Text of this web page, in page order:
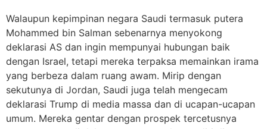
Walaupun kepimpinan negara Saudi termasuk putera
Mohammed bin Salman sebenarnya menyokong
deklarasi AS dan ingin mempunyai hubungan baik
dengan Israel, tetapi mereka terpaksa memainkan irama
yang berbeza dalam ruang awam. Mirip dengan
sekutunya di Jordan, Saudi juga telah mengecam
deklarasi Trump di media massa dan di ucapan-ucapan
umum. Mereka gentar dengan prospek tercetusnya